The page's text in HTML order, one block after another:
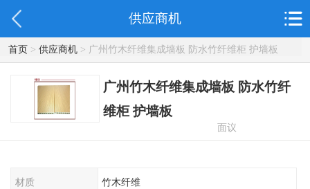
供应商机
首页> 供应商机> 广州竹木纤维集成墙板 防水竹纤维柜 护墙板
广州竹木纤维集成墙板 防水竹纤
维柜 护墙板
面议
材质 竹木纤维